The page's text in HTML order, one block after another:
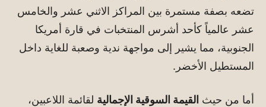
تضعه بصفة مستمرة بين المراكز الاثني عشر والخامس
عشر عالمياً كأحد أشرس المنتخبات في قارة أمريكا
الجنوبية، مما يشير إلى مواجهة ندية وصعبة للغاية داخل
المستطيل الأخضر.
أما من حيث القيمة السوقية الإجمالية لقائمة اللاعبين،